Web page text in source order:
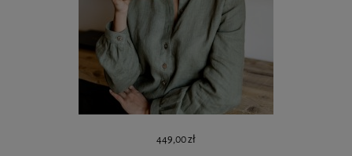
449,00 zł